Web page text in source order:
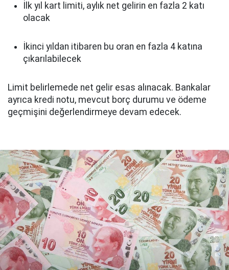
İlk yıl kart limiti, aylık net gelirin en fazla 2 katı
olacak
İkinci yıldan itibaren bu oran en fazla 4 katına
çıkarılabilecek
Limit belirlemede net gelir esas alınacak. Bankalar
ayrıca kredi notu, mevcut borç durumu ve ödeme
geçmişini değerlendirmeye devam edecek.